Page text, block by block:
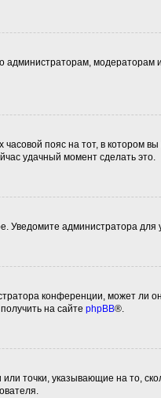
администраторам, модераторам
пояс на тот, в котором
удачный момент сделать это.
Уведомите администратора
конференции, может ли
на сайте phpBB®.
точки, указывающие на то,